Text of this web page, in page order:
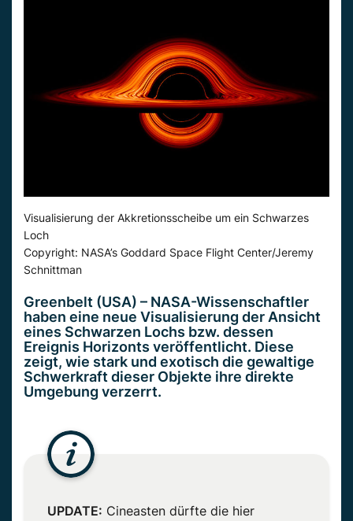
Visualisierung der Akkretionsscheibe um ein Schwarzes
Loch
Copyright: NASA’s Goddard Space Flight Center/Jeremy
Schnittman
Greenbelt (USA) – NASA-Wissenschaftler
haben eine neue Visualisierung der Ansicht
eines Schwarzen Lochs bzw. dessen
Ereignis Horizonts veröffentlicht. Diese
zeigt, wie stark und exotisch die gewaltige
Schwerkraft dieser Objekte ihre direkte
Umgebung verzerrt.
UPDATE: Cineasten dürfte die hier